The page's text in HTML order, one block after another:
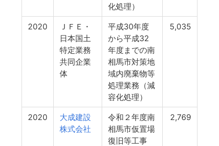
化処理）
2020
ＪＦＥ・
日本国土
特定業務
共同企業
体
平成30年度
から平成32
年度までの南
相馬市対策地
域内廃棄物等
処理業務（減
容化処理）
5,035
2020
大成建設
株式会社
令和２年度南
相馬市仮置場
復旧等工事
2,769